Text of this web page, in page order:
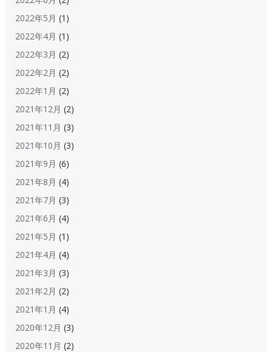
2022年5月 (1)
2022年4月 (1)
2022年3月 (2)
2022年2月 (2)
2022年1月 (2)
2021年12月 (2)
2021年11月 (3)
2021年10月 (3)
2021年9月 (6)
2021年8月 (4)
2021年7月 (3)
2021年6月 (4)
2021年5月 (1)
2021年4月 (4)
2021年3月 (3)
2021年2月 (2)
2021年1月 (4)
2020年12月 (3)
2020年11月 (2)